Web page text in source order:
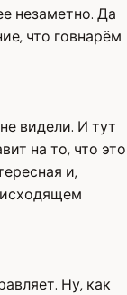
незаметно. Да
что говнарём
видели. И тут
на то, что это
и,
Ну, как